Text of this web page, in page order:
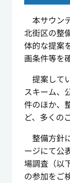
本サウン
北街区の整
体的な提案
画条件等を
提案して
スキーム、
件のほか、
ど、多くの
整備方針
ージにて公
場調査（以
の参加をご